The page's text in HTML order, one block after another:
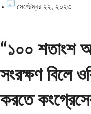
সেপ্টেম্বর ২২, ২০২৩
“১০০ শতাংশ
সংরক্ষণ বিলে
করতে